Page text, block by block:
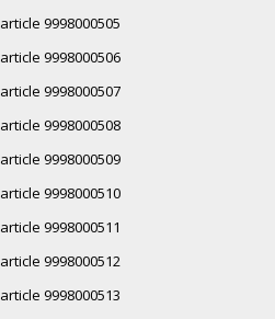
article 9998000505
article 9998000506
article 9998000507
article 9998000508
article 9998000509
article 9998000510
article 9998000511
article 9998000512
article 9998000513